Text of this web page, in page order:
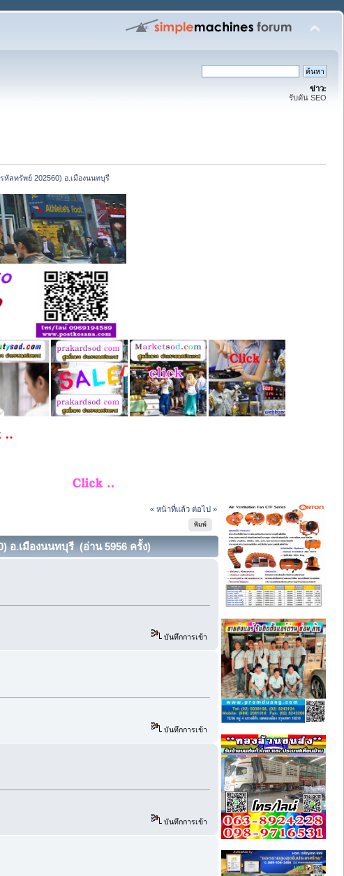
ข่าว:
รับดัน SEO
สทรัพย์ 202560) อ.เมืองนนทบุรี
« หน้าที่แล้ว ต่อไป »
พิมพ์
อ.เมืองนนทบุรี (อ่าน 5956 ครั้ง)
บันทึกการเข้า
บันทึกการเข้า
บันทึกการเข้า